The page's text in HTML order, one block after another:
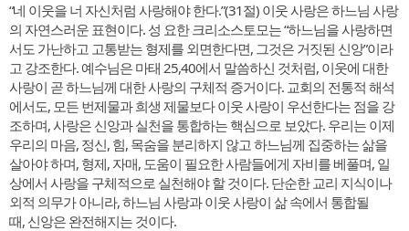
“네 이웃을 너 자신처럼 사랑해야 한다.”(31절) 이웃 사랑은 하느님 사랑
의 자연스러운 표현이다. 성 요한 크리소스토모는 “하느님을 사랑하면
서도 가난하고 고통받는 형제를 외면한다면, 그것은 거짓된 신앙”이라
고 강조한다. 예수님은 마태 25,40에서 말씀하신 것처럼, 이웃에 대한
사랑이 곧 하느님께 대한 사랑의 구체적 증거이다. 교회의 전통적 해석
에서도, 모든 번제물과 희생 제물보다 이웃 사랑이 우선한다는 점을 강
조하며, 사랑은 신앙과 실천을 통합하는 핵심으로 보았다. 우리는 이제
우리의 마음, 정신, 힘, 목숨을 분리하지 않고 하느님께 집중하는 삶을
살아야 하며, 형제, 자매, 도움이 필요한 사람들에게 자비를 베풀며, 일
상에서 사랑을 구체적으로 실천해야 할 것이다. 단순한 교리 지식이나
외적 의무가 아니라, 하느님 사랑과 이웃 사랑이 삶 속에서 통합될
때, 신앙은 완전해지는 것이다.